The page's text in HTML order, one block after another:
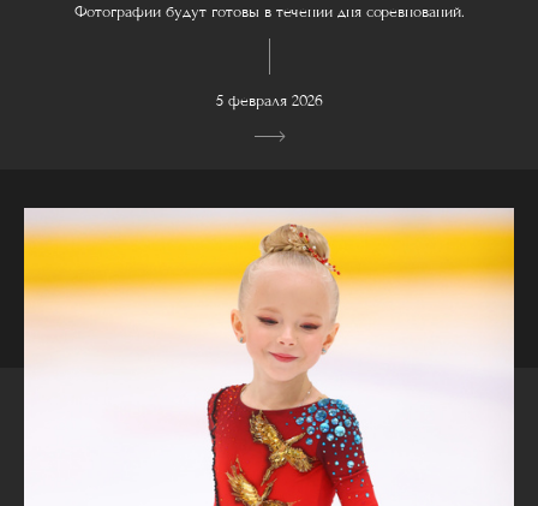
Фотографии будут готовы в течении дня соревнований.
5 февраля 2026